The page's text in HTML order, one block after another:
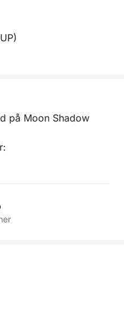
på Moon Shadow
upplevelse
vi upptäcker den
längs Riviera delle